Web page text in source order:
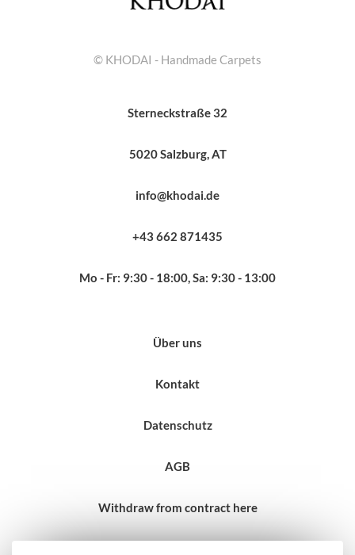
© KHODAI - Handmade Carpets
Sterneckstraße 32
5020 Salzburg, AT
info@khodai.de
+43 662 871435
Mo - Fr: 9:30 - 18:00, Sa: 9:30 - 13:00
Über uns
Kontakt
Datenschutz
AGB
Withdraw from contract here